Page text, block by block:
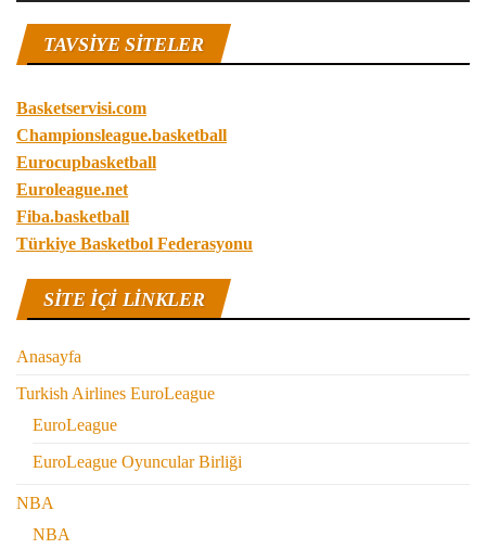
TAVSIYE SITELER
Basketservisi.com
Championsleague.basketball
Eurocupbasketball
Euroleague.net
Fiba.basketball
Türkiye Basketbol Federasyonu
SITE IÇI LINKLER
Anasayfa
Turkish Airlines EuroLeague
EuroLeague
EuroLeague Oyuncular Birliği
NBA
NBA